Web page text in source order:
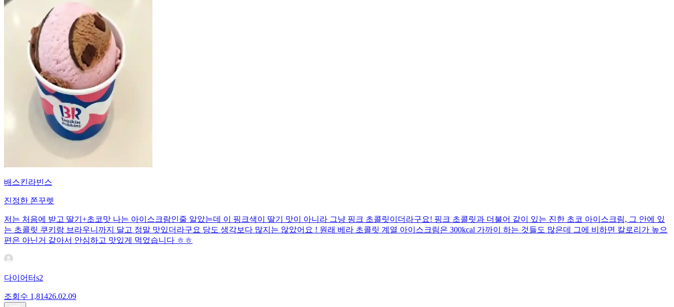
배스킨라빈스
진정한 쫀꾸렛
저는 처음에 받고 딸기+초코맛 나는 아이스크람인줄 알았는데 이 핑크색이 딸기 맛이 아니라 그냥 핑크 초콜릿이더라구요! 핑크 초콜릿과 더불어 같이 있는 진한 초코 아이스크림, 그 안에 있
는 초콜릿 쿠키랑 브라우니까지 달고 정말 맛있더라구요 당도 생각보다 많지는 않았어요 ! 원래 베라 초콜릿 계열 아이스크림은 300kcal 가까이 하는 것들도 많은데 그에 비하면 칼로리가 높으
편은 아닌거 같아서 안심하고 맛있게 먹었습니다 ㅎㅎ
다이어터s2
조회수 1,81426.02.09